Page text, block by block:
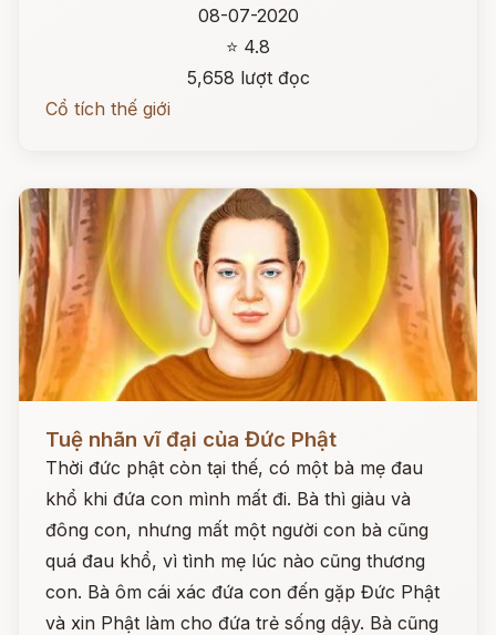
08-07-2020
⭐ 4.8
5,658 lượt đọc
Cổ tích thế giới
Tuệ nhãn vĩ đại của Đức Phật
Thời đức phật còn tại thế, có một bà mẹ đau
khổ khi đứa con mình mất đi. Bà thì giàu và
đông con, nhưng mất một người con bà cũng
quá đau khổ, vì tình mẹ lúc nào cũng thương
con. Bà ôm cái xác đứa con đến gặp Đức Phật
và xin Phật làm cho đứa trẻ sống dậy. Bà cũng